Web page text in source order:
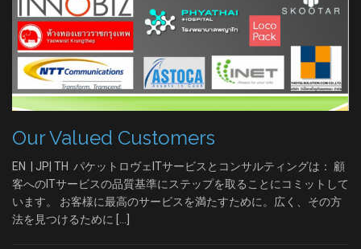
Our Valued Customers
EN | JP| TH パケットロヴェITサービスとコンサルティングは： 顧
客へのITサービスの品質基準にステップを取ることにコミットして
います。 お客様に最高のサービスを満たすために。広く、その方
法を見つけるために […]